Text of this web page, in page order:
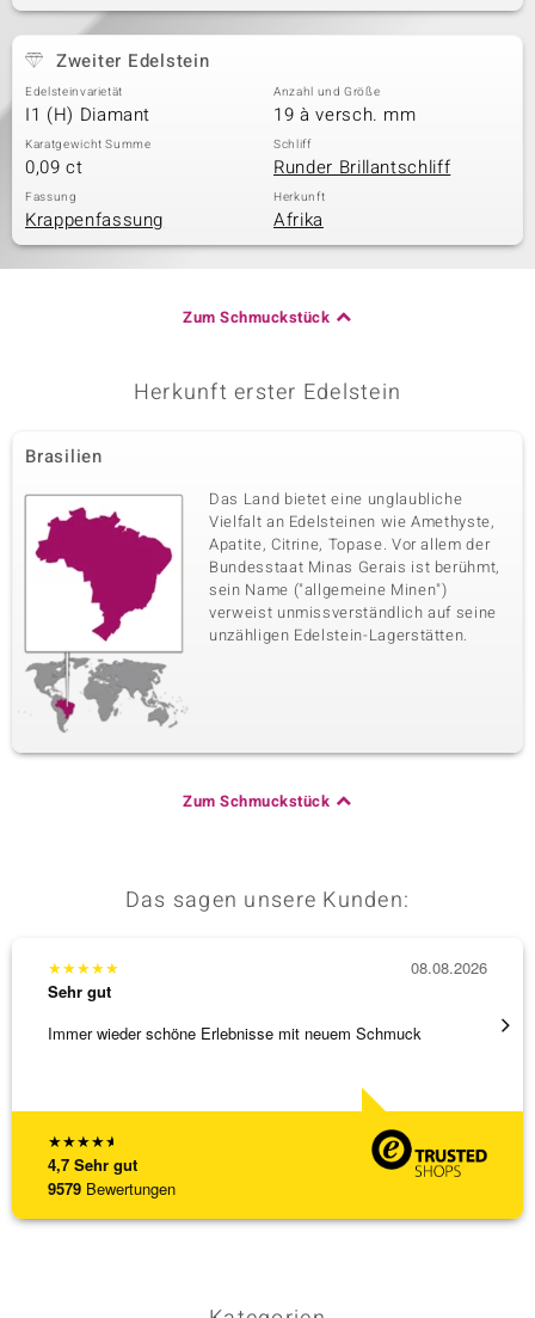
Zweiter Edelstein
Edelsteinvarietät
I1 (H) Diamant
Anzahl und Größe
19 à versch. mm
Karatgewicht Summe
0,09 ct
Schliff
Runder Brillantschliff
Fassung
Krappenfassung
Herkunft
Afrika
Zum Schmuckstück
Herkunft erster Edelstein
Brasilien
Das Land bietet eine unglaubliche
Vielfalt an Edelsteinen wie Amethyste,
Apatite, Citrine, Topase. Vor allem der
Bundesstaat Minas Gerais ist berühmt,
sein Name ("allgemeine Minen")
verweist unmissverständlich auf seine
unzähligen Edelstein-Lagerstätten.
Zum Schmuckstück
Das sagen unsere Kunden:
★★★★★
4,7 Sehr gut
9579 Bewertungen
★★★★★
Sehr gut
Immer wieder schöne Erlebnisse mit neuem Schmuck
08.08.2026